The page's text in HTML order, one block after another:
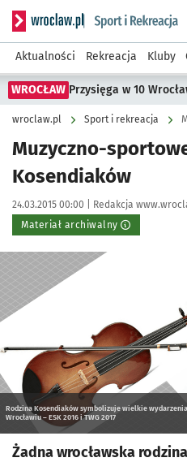
Serwis informacyjny
Aktualności Rekreacja Kluby
WROCŁAW Przysięga w 10
wroclaw.pl Sport i rekreacja
Muzyczno-
Kosendiaków
Data publikacji:
24.03.2015 00:00 | Autor:
Redakcja
Materiał archiwalny
Kliknij, aby powiększyć
Rodzina Kosendiaków symbolizuje wielkie
Wrocławiu – ESK 2016 i TWG 2017
Żadna wrocławska